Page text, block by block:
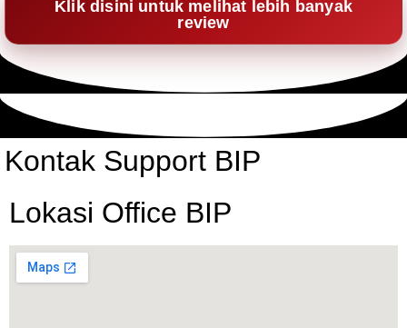
Klik disini untuk melihat lebih banyak
review
Kontak Support BIP
Lokasi Office BIP